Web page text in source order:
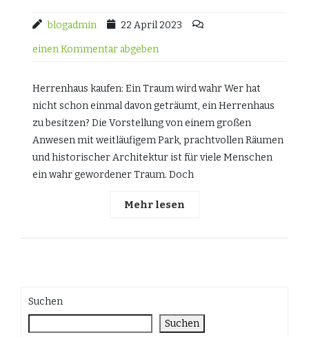
blogadmin 22 April 2023
einen Kommentar abgeben
Herrenhaus kaufen: Ein Traum wird wahr Wer hat
nicht schon einmal davon geträumt, ein Herrenhaus
zu besitzen? Die Vorstellung von einem großen
Anwesen mit weitläufigem Park, prachtvollen Räumen
und historischer Architektur ist für viele Menschen
ein wahr gewordener Traum. Doch
Mehr lesen
Suchen
Suchen